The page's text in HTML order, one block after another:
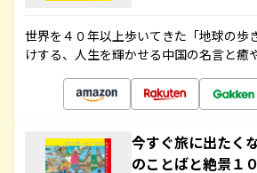
世界を４０年以上歩いてきた「地球の歩
けする、人生を輝かせる中国の名言と癒
今すぐ旅に出たく
のことばと絶景１